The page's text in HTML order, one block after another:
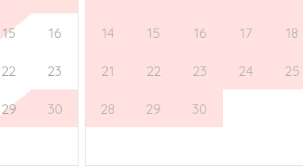
15 16
22 23
29 30
14 15 16 17 18
21 22 23 24 25
28 29 30